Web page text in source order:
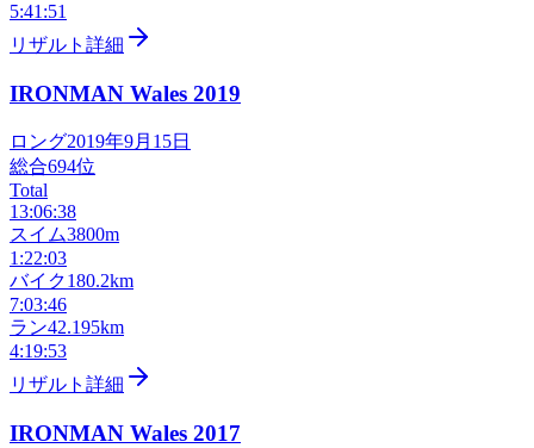
5:41:51
リザルト詳細
IRONMAN Wales 2019
ロング2019年9月15日
総合694位
Total
13:06:38
スイム3800m
1:22:03
バイク180.2km
7:03:46
ラン42.195km
4:19:53
リザルト詳細
IRONMAN Wales 2017